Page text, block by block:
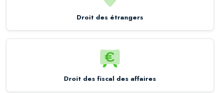
Droit des étrangers
Droit des fiscal des affaires